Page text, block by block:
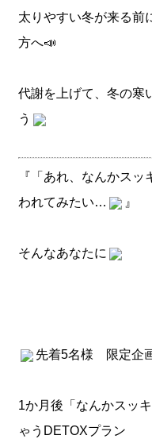
太りやすい冬が来る前
方へ📣
代謝を上げて、冬の寒
う
『「あれ、なんかスッ
われてみたい…
』
そんなあなたに
先着5名様 限定企
1か月後「なんかスッ
ゃうDETOXプラン